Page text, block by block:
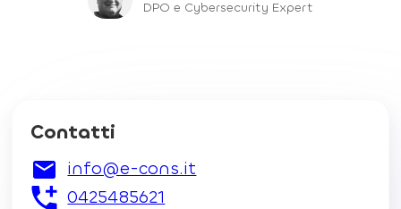
DPO e Cybersecurity Expert
Contatti
info@e-cons.it
0425485621